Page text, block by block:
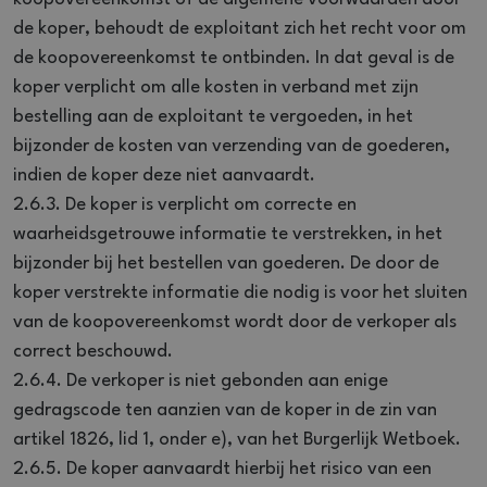
de koper, behoudt de exploitant zich het recht voor om
de koopovereenkomst te ontbinden. In dat geval is de
koper verplicht om alle kosten in verband met zijn
bestelling aan de exploitant te vergoeden, in het
bijzonder de kosten van verzending van de goederen,
indien de koper deze niet aanvaardt.
2.6.3. De koper is verplicht om correcte en
waarheidsgetrouwe informatie te verstrekken, in het
bijzonder bij het bestellen van goederen. De door de
koper verstrekte informatie die nodig is voor het sluiten
van de koopovereenkomst wordt door de verkoper als
correct beschouwd.
2.6.4. De verkoper is niet gebonden aan enige
gedragscode ten aanzien van de koper in de zin van
artikel 1826, lid 1, onder e), van het Burgerlijk Wetboek.
2.6.5. De koper aanvaardt hierbij het risico van een